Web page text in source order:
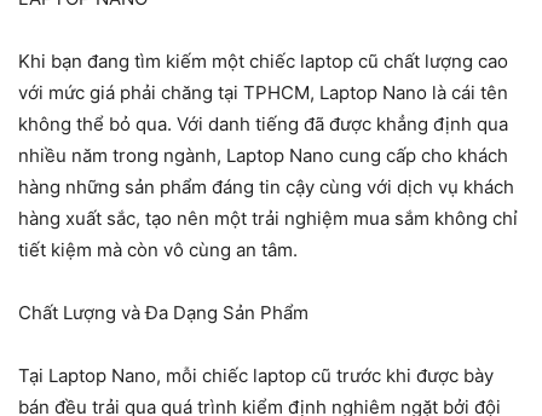
Khi bạn đang tìm kiếm một chiếc laptop cũ chất lượng cao
với mức giá phải chăng tại TPHCM, Laptop Nano là cái tên
không thể bỏ qua. Với danh tiếng đã được khẳng định qua
nhiều năm trong ngành, Laptop Nano cung cấp cho khách
hàng những sản phẩm đáng tin cậy cùng với dịch vụ khách
hàng xuất sắc, tạo nên một trải nghiệm mua sắm không chỉ
tiết kiệm mà còn vô cùng an tâm.
Chất Lượng và Đa Dạng Sản Phẩm
Tại Laptop Nano, mỗi chiếc laptop cũ trước khi được bày
bán đều trải qua quá trình kiểm định nghiêm ngặt bởi đội